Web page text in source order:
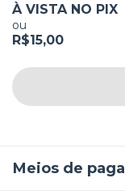
À VISTA NO PIX
ou
R$15,00
Meios de